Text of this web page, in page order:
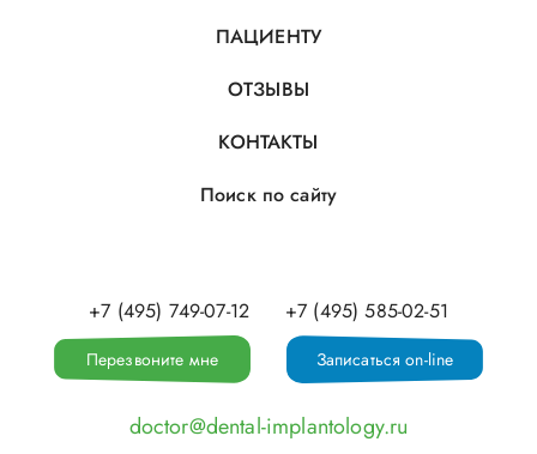
ПАЦИЕНТУ
ОТЗЫВЫ
КОНТАКТЫ
Поиск по сайту
+7 (495) 749-07-12 +7 (495) 585-02-51
Перезвоните мне Записаться on-line
doctor@dental-implantology.ru